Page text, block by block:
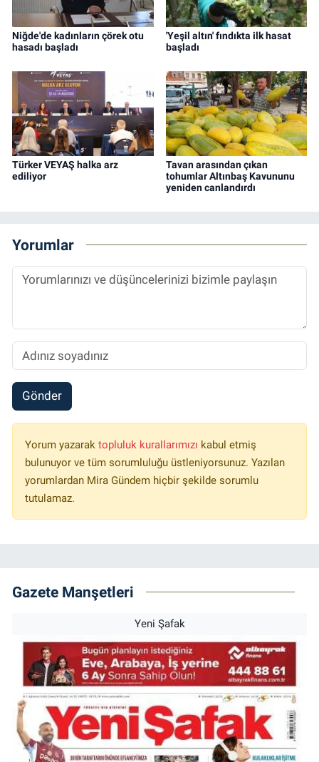
Niğde'de kadınların çörek otu
hasadı başladı
'Yeşil altın' fındıkta ilk hasat
başladı
Türker VEYAŞ halka arz
ediliyor
Tavan arasından çıkan
tohumlar Altınbaş Kavununu
yeniden canlandırdı
Yorumlar
Gönder
Yorum yazarak topluluk kurallarımızı kabul etmiş
bulunuyor ve tüm sorumluluğu üstleniyorsunuz. Yazılan
yorumlardan Mira Gündem hiçbir şekilde sorumlu
tutulamaz.
Gazete Manşetleri
Yeni Şafak